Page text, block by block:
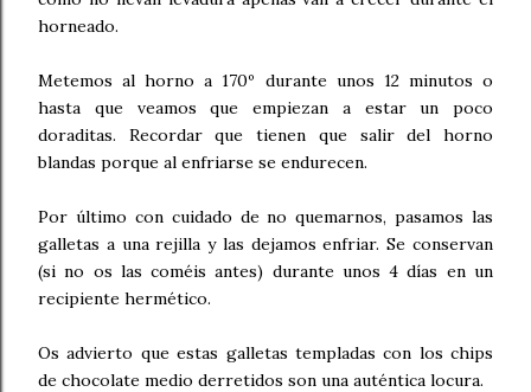
horneado.
Metemos al horno a 170º durante unos 12 minutos o
hasta que veamos que empiezan a estar un poco
doraditas. Recordar que tienen que salir del horno
blandas porque al enfriarse se endurecen.
Por último con cuidado de no quemarnos, pasamos las
galletas a una rejilla y las dejamos enfriar. Se conservan
(si no os las coméis antes) durante unos 4 días en un
recipiente hermético.
Os advierto que estas galletas templadas con los chips
de chocolate medio derretidos son una auténtica locura.